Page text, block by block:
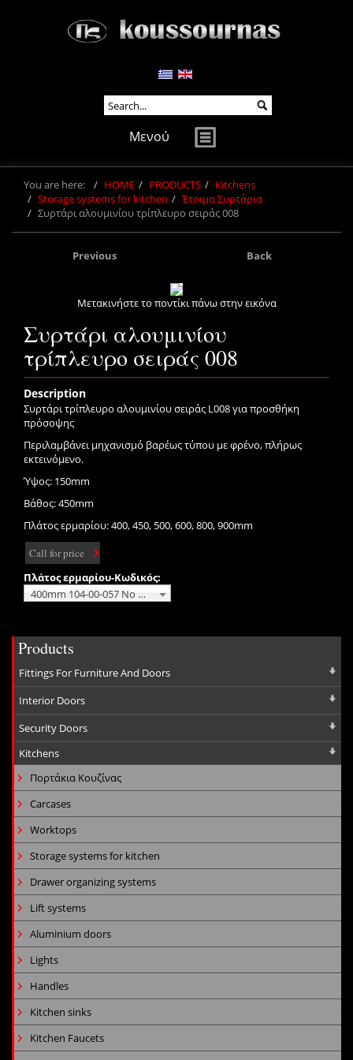
Μενού
You are here: HOME PRODUCTS
Kitchens
Storage systems for kitchen
Έτοιμα Συρτάρια
Συρτάρι αλουμινίου τρίπλευρο σειράς 008
Previous Back
Μετακινήστε το ποντίκι πάνω στην εικόνα
Συρτάρι αλουμινίου
τρίπλευρο σειράς 008
Description
Συρτάρι τρίπλευρο αλουμινίου σειράς L008 για προσθήκη
πρόσοψης
Περιλαμβάνει μηχανισμό βαρέως τύπου με φρένο, πλήρως
εκτεινόμενο.
Ύψος: 150mm
Βάθος: 450mm
Πλάτος ερμαρίου: 400, 450, 500, 600, 800, 900mm
Call for price
Πλάτος ερμαρίου-Κωδικός:
400mm 104-00-057 No additional charge
Products
Fittings For Furniture And Doors
Interior Doors
Security Doors
Kitchens
Πορτάκια Κουζίνας
Carcases
Worktops
Storage systems for kitchen
Drawer organizing systems
Lift systems
Aluminium doors
Lights
Handles
Kitchen sinks
Kitchen Faucets